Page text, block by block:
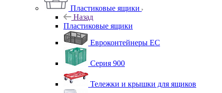
Пластиковые ящики
Назад
Пластиковые ящики
Евроконтейнеры ЕС
Серия 900
Тележки и крышки для ящиков